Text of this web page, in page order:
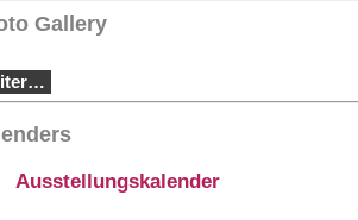
Gallery
Ausstellungskalender